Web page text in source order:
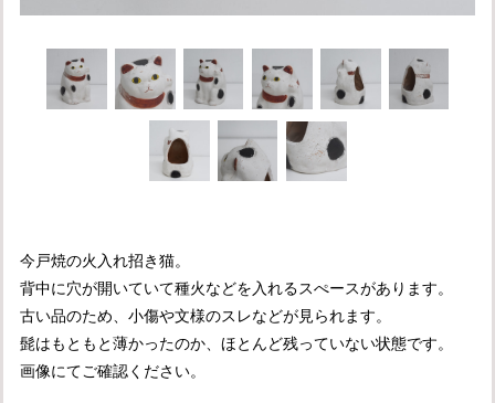
今戸焼の火入れ招き猫。
背中に穴が開いていて種火などを入れるスぺースがあります。
古い品のため、小傷や文様のスレなどが見られます。
髭はもともと薄かったのか、ほとんど残っていない状態です。
画像にてご確認ください。